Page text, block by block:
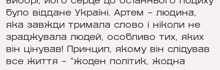
було віддане Україні. Артем – людина,
яка завжди тримала слово і ніколи не
зраджувала людей, особливо тих, яких
він цінував! Принцип, якому він слідував
все життя – "жоден політик, жодна